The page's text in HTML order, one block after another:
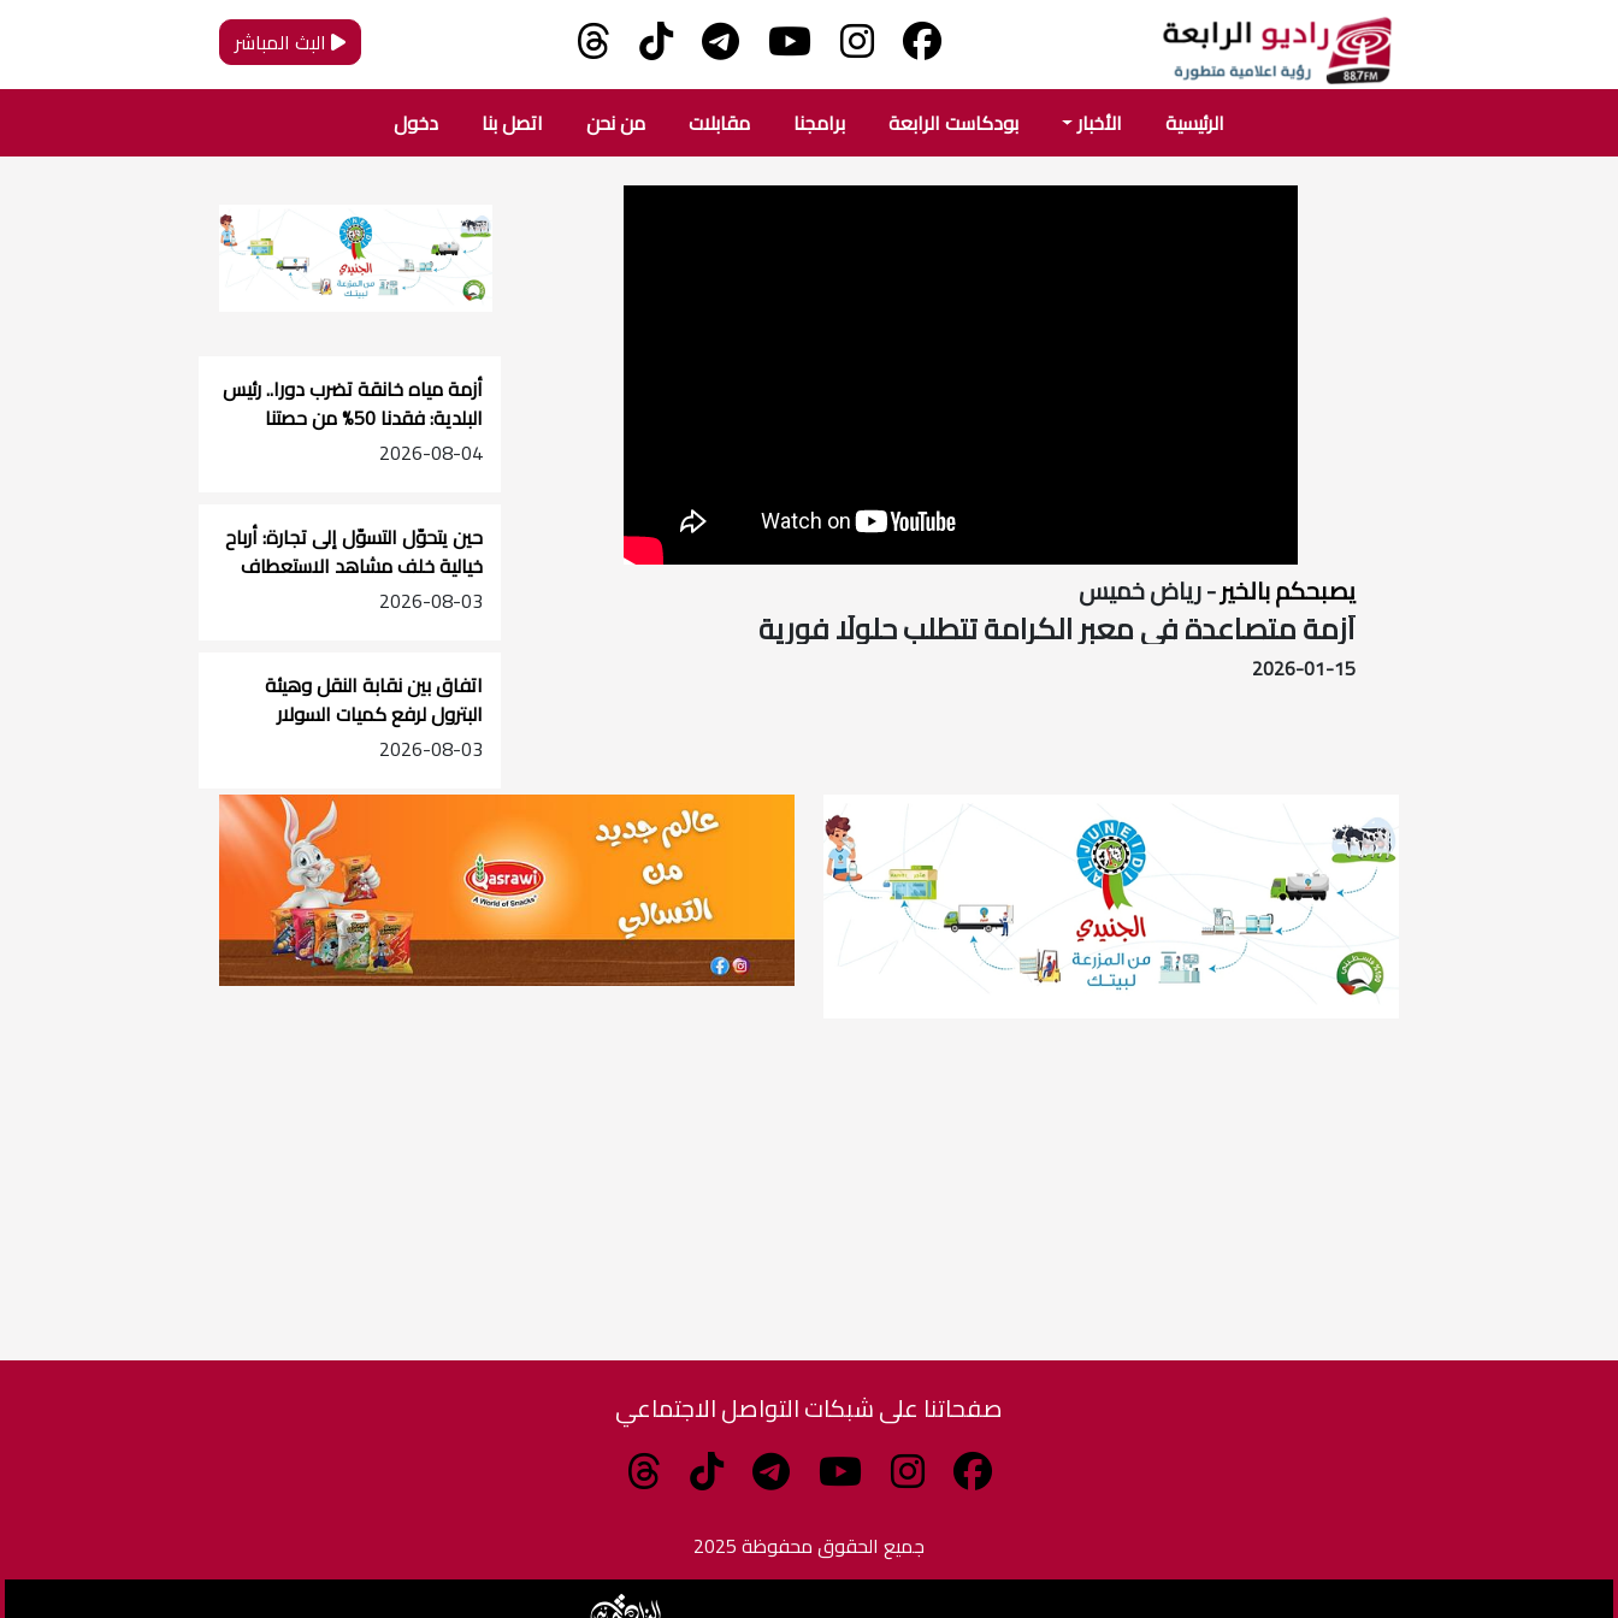
البث المباشر
الرئيسية الأخبار بودكاست الرابعة برامجنا مقابلات من نحن اتصل بنا دخول
يصبحكم بالخير- رياض خميس
أزمة متصاعدة في معبر الكرامة تتطلب حلولًا فورية
2026-01-15
أزمة مياه خانقة تضرب دورا.. رئيس
البلدية: فقدنا 50% من حصتنا
ونطالب بحل استراتيجي ينهي
2026-08-04
حين يتحوّل التسوّل إلى تجارة: أرباح
خيالية خلف مشاهد الاستعطاف
اليومية
2026-08-03
اتفاق بين نقابة النقل وهيئة
البترول لرفع كميات السولار
وتخصيص محطات للنقل العام
2026-08-03
صفحاتنا على شبكات التواصل الاجتماعي
جميع الحقوق محفوظة 2025